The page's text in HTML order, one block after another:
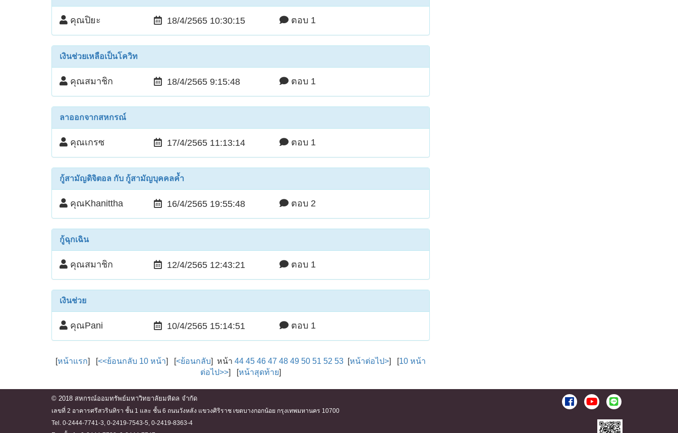
คุณปิยะ 18/4/2565 10:30:15 ตอบ 1
เงินช่วยเหลือเป็นโควิท
คุณสมาชิก 18/4/2565 9:15:48 ตอบ 1
ลาออกจากสหกรณ์
คุณเกรซ 17/4/2565 11:13:14 ตอบ 1
กู้สามัญดิจิตอล กับ กู้สามัญบุคคลค้ำ
คุณKhanittha 16/4/2565 19:55:48 ตอบ 2
กู้ฉุกเฉิน
คุณสมาชิก 12/4/2565 12:43:21 ตอบ 1
เงินช่วย
คุณPani 10/4/2565 15:14:51 ตอบ 1
[หน้าแรก] [<<ย้อนกลับ 10 หน้า] [<ย้อนกลับ] หน้า 44 45 46 47 48 49 50 51 52 53 [หน้าต่อไป>] [10 หน้า
ต่อไป>>] [หน้าสุดท้าย]
© 2018 สหกรณ์ออมทรัพย์มหาวิทยาลัยมหิดล จำกัด
เลขที่ 2 อาคารศรีสวรินทิรา ชั้น 1 และ ชั้น 6 ถนนวังหลัง แขวงศิริราช เขตบางกอกน้อย กรุงเทพมหานคร 10700
Tel. 0-2444-7741-3, 0-2419-7543-5, 0-2419-8363-4